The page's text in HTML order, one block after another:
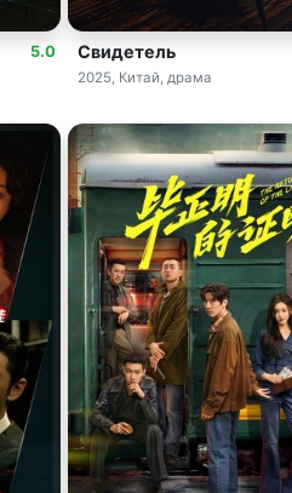
5.0 Свидетель
2025, Китай, драма